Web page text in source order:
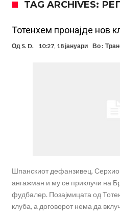
Се подготвува фудбалска
2010 година?
Тикет на денот (недела,
Само во Турција: Салах доби
TAG ARCHIVES:
Toтенхем пронајде нов
Од S. D. 10:27, 18 јануари Во :
Шпанскиот дефанзивец, Серхио
ангажман и му се приклучи на
фудбалер. Позајмицата од
клуба, а договорот нема да